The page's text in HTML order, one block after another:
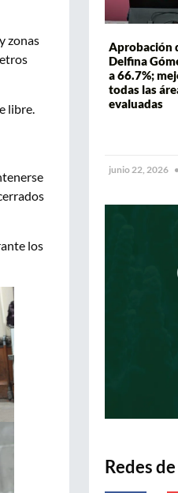
zonas
libre.
los
Aprobación
Delfina
a 66.7%;
todas las
evaluadas
junio 22, 2026
Redes